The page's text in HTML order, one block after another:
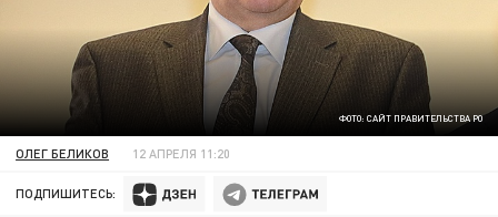
ФОТО: САЙТ ПРАВИТЕЛЬСТВА РО
ОЛЕГ БЕЛИКОВ 12 АПРЕЛЯ 11:20
ПОДПИШИТЕСЬ: